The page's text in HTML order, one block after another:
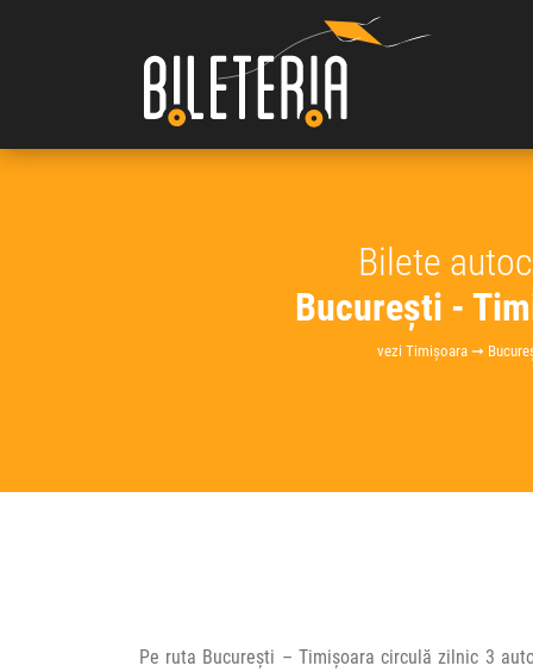
Bilete
București -
vezi Timișoara ➞
Pe ruta București – Timișoara circulă zilnic 3